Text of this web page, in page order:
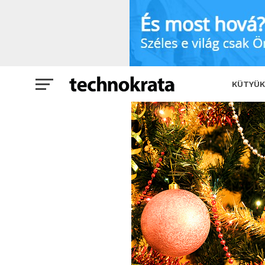
KÜTYÜK
Megdöbbentő tények, amiket még